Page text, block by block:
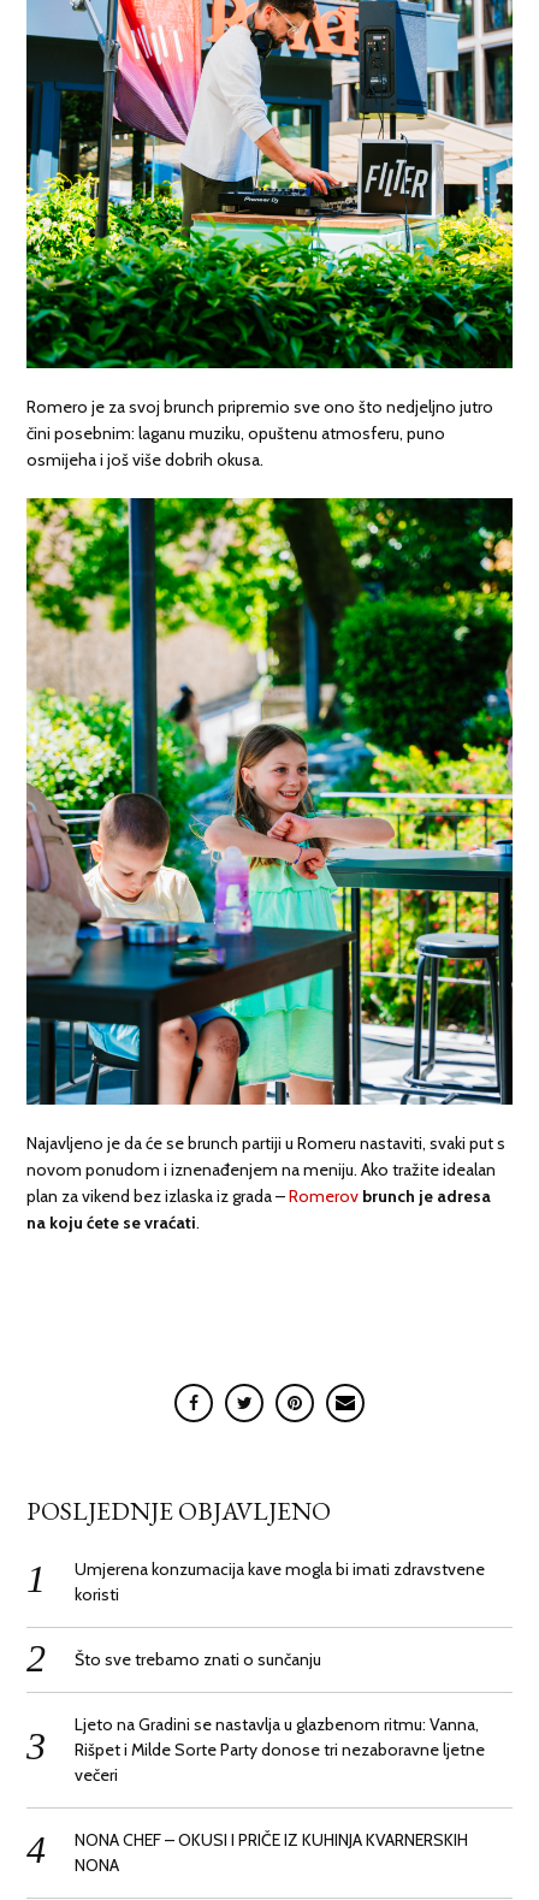
Romero je za svoj brunch pripremio sve ono što nedjeljno jutro
čini posebnim: laganu muziku, opuštenu atmosferu, puno
osmijeha i još više dobrih okusa.
Najavljeno je da će se brunch partiji u Romeru nastaviti, svaki put s
novom ponudom i iznenađenjem na meniju. Ako tražite idealan
plan za vikend bez izlaska iz grada –Romerov brunch je adresa
na koju ćete se vraćati.
POSLJEDNJE OBJAVLJENO
Umjerena konzumacija kave mogla bi imati zdravstvene
koristi
Što sve trebamo znati o sunčanju
Ljeto na Gradini se nastavlja u glazbenom ritmu: Vanna,
Rišpet i Milde Sorte Party donose tri nezaboravne ljetne
večeri
NONA CHEF – OKUSI I PRIČE IZ KUHINJA KVARNERSKIH
NONA